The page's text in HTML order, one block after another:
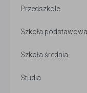
Przedszkole
Szkoła podstawowa
Szkoła średnia
Studia